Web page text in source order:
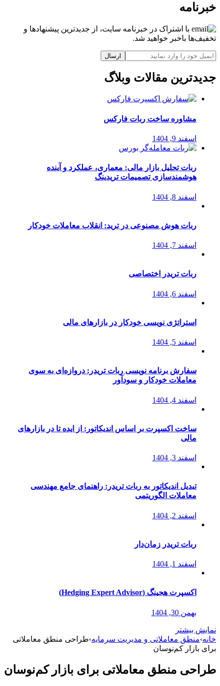
خبرنامه
با اشتراک در خبرنامه سایت، از جدیدترین پیشنهادها و
تخفیف‌ها باخبر خواهید شد.
ارسال
جدیدترین مقالات وبلاگ
مشاوره ساخت ربات فارکس
اسفند 9, 1404
ربات تحلیل بازار مالی: معماری، عملکرد و آینده
هوشمندسازی تصمیمات تریدینگ
اسفند 8, 1404
ربات هوش مصنوعی در ترید: انقلاب معاملات خودکار
اسفند 7, 1404
ربات تریدر اختصاصی
اسفند 6, 1404
استراتژی‌ نویسی خودکار در بازارهای مالی
اسفند 5, 1404
سفارش برنامه نویسی ربات تریدر: دروازه‌ای به سوی
معاملات خودکار و سودآور
اسفند 4, 1404
ساخت اکسپرت بر اساس اندیکاتور: از ایده تا در بازارهای
مالی
اسفند 3, 1404
تبدیل اندیکاتور به ربات تریدر: راهنمای جامع مهندسی
معاملات الگوریتمی
اسفند 2, 1404
ربات تریدر زمان‌دار
اسفند 1, 1404
اکسپرت هجینگ (Hedging Expert Advisor)
بهمن 30, 1404
نمایش بیشتر
خانه›منطق معاملاتی و مدیریت سرمایه›طراحی منطق معاملاتی
برای بازار کم‌نوسان
طراحی منطق معاملاتی برای بازار کم‌نوسان